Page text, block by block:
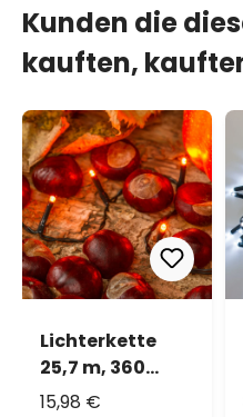
Kunden die
kauften,
Lichterkette
25,7 m, 360
MiniLEDs
15,98 €